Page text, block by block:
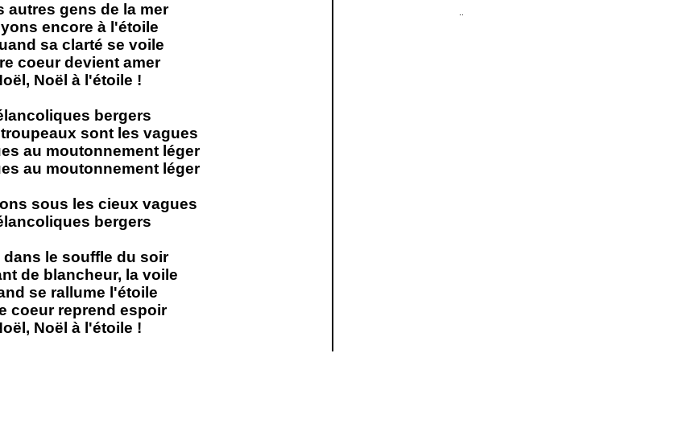
autres gens de la mer
encore à l'étoile
sa clarté se voile
coeur devient amer
Noël à l'étoile !
bergers
sont les vagues
au moutonnement léger
au moutonnement léger
sous les cieux vagues
bergers
dans le souffle du soir
de blancheur, la voile
se rallume l'étoile
coeur reprend espoir
Noël à l'étoile !